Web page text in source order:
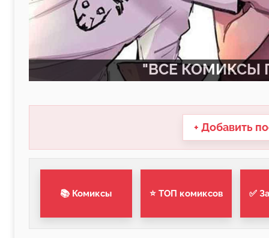
"ВСЕ КОМИКСЫ
+ Добавить
📚 Комиксы ⭐ ТОП комиксов ✅